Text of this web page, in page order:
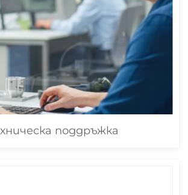
поддръжка